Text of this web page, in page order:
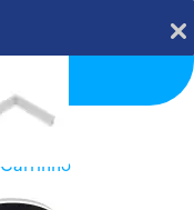
Carrinho